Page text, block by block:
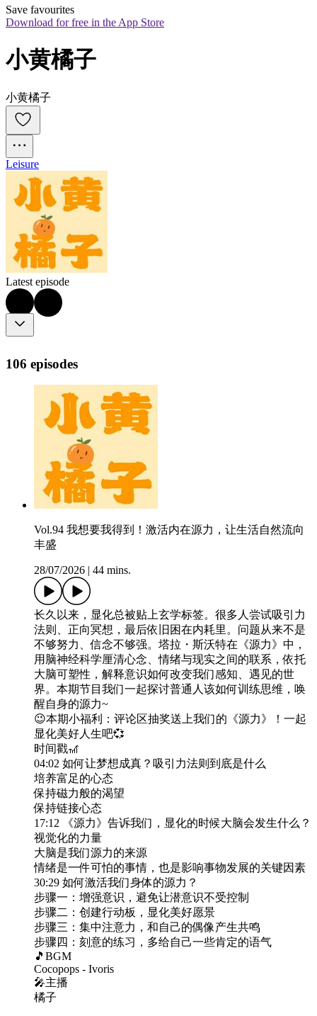
Save favourites
Download for free in the App Store
小黄橘子
小黄橘子
Leisure
Latest episode
106 episodes
Vol.94 我想要我得到！激活内在源力，让生活自然流向
丰盛
28/07/2026 44 mins.
长久以来，显化总被贴上玄学标签。很多人尝试吸引力
法则、正向冥想，最后依旧困在内耗里。问题从来不是
不够努力、信念不够强。塔拉・斯沃特在《源力》中，
用脑神经科学厘清心念、情绪与现实之间的联系，依托
大脑可塑性，解释意识如何改变我们感知、遇见的世
界。本期节目我们一起探讨普通人该如何训练思维，唤
醒自身的源力~
😉本期小福利：评论区抽奖送上我们的《源力》！一起
显化美好人生吧💞
时间戳🎢
04:02 如何让梦想成真？吸引力法则到底是什么
培养富足的心态
保持磁力般的渴望
保持链接心态
17:12 《源力》告诉我们，显化的时候大脑会发生什么？
视觉化的力量
大脑是我们源力的来源
情绪是一件可怕的事情，也是影响事物发展的关键因素
30:29 如何激活我们身体的源力？
步骤一：增强意识，避免让潜意识不受控制
步骤二：创建行动板，显化美好愿景
步骤三：集中注意力，和自己的偶像产生共鸣
步骤四：刻意的练习，多给自己一些肯定的语气
🎵BGM
Cocopops - Ivoris
🎤主播
橘子